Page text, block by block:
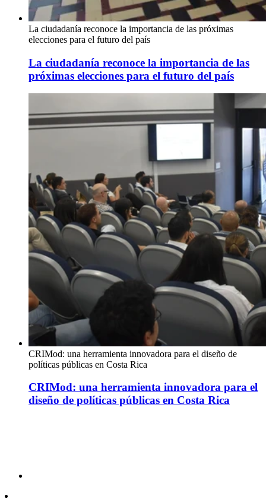
La ciudadanía reconoce la importancia de las próximas
elecciones para el futuro del país
La ciudadanía reconoce la importancia de las
próximas elecciones para el futuro del país
CRIMod: una herramienta innovadora para el diseño de
políticas públicas en Costa Rica
CRIMod: una herramienta innovadora para el
diseño de políticas públicas en Costa Rica